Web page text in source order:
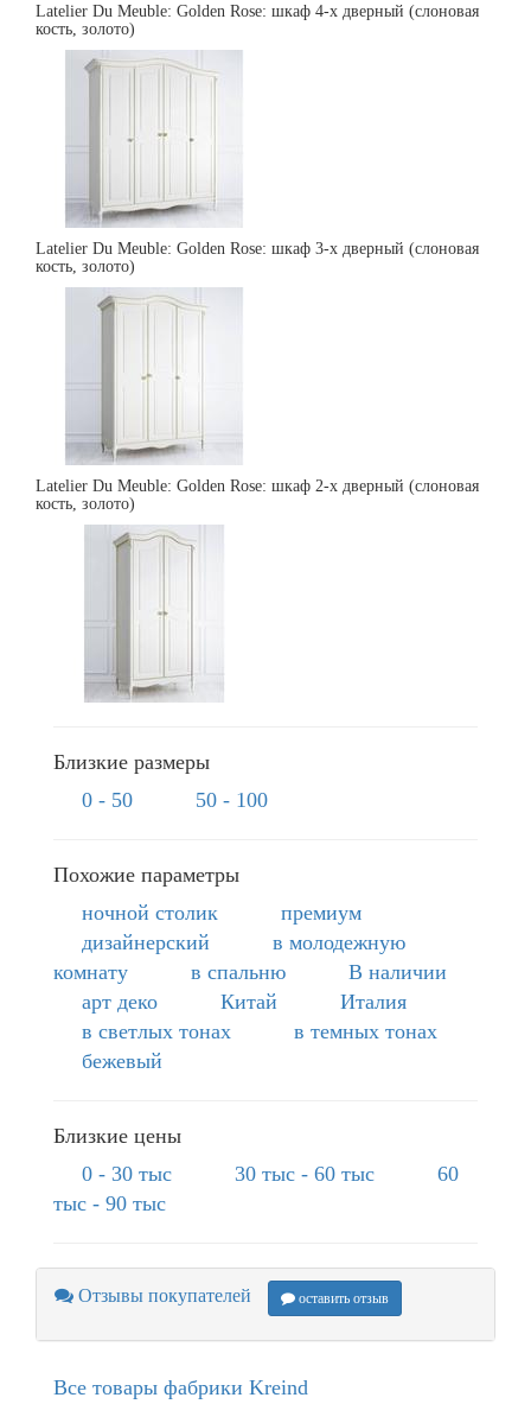
Latelier Du Meuble: Golden Rose: шкаф 4-х дверный (слоновая
кость, золото)
Latelier Du Meuble: Golden Rose: шкаф 3-х дверный (слоновая
кость, золото)
Latelier Du Meuble: Golden Rose: шкаф 2-х дверный (слоновая
кость, золото)
Близкие размеры
0 - 50
50 - 100
Похожие параметры
ночной столик
премиум
дизайнерский
в молодежную
комнату
в спальню
В наличии
арт деко
Китай
Италия
в светлых тонах
в темных тонах
бежевый
Близкие цены
0 - 30 тыс
30 тыс - 60 тыс
60
тыс - 90 тыс
Отзывы покупателей оставить отзыв
Все товары фабрики Kreind